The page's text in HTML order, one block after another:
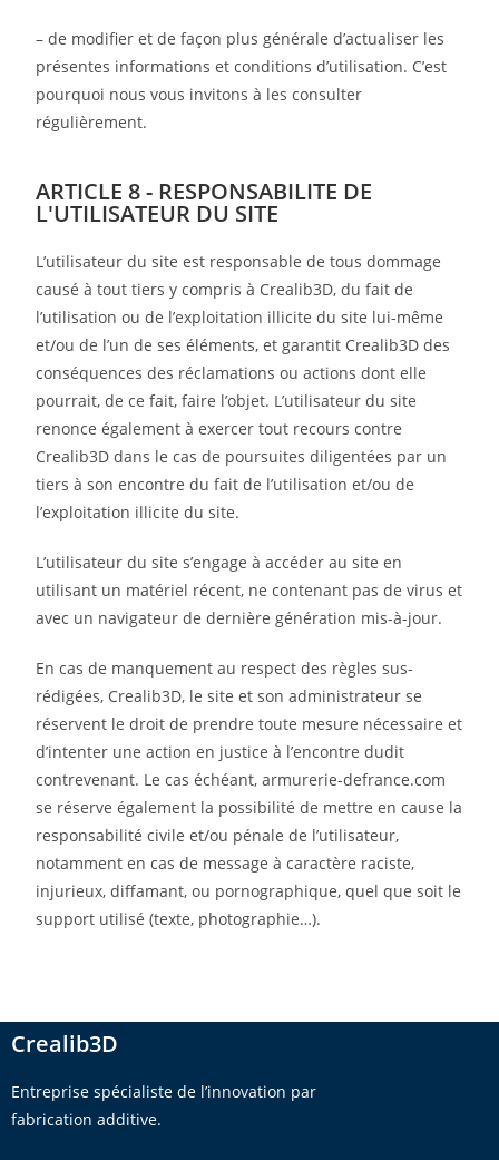
– de modifier et de façon plus générale d’actualiser les
présentes informations et conditions d’utilisation. C’est
pourquoi nous vous invitons à les consulter
régulièrement.
ARTICLE 8 - RESPONSABILITE DE
L'UTILISATEUR DU SITE
L’utilisateur du site est responsable de tous dommage
causé à tout tiers y compris à Crealib3D, du fait de
l’utilisation ou de l’exploitation illicite du site lui-même
et/ou de l’un de ses éléments, et garantit Crealib3D des
conséquences des réclamations ou actions dont elle
pourrait, de ce fait, faire l’objet. L’utilisateur du site
renonce également à exercer tout recours contre
Crealib3D dans le cas de poursuites diligentées par un
tiers à son encontre du fait de l’utilisation et/ou de
l’exploitation illicite du site.
L’utilisateur du site s’engage à accéder au site en
utilisant un matériel récent, ne contenant pas de virus et
avec un navigateur de dernière génération mis-à-jour.
En cas de manquement au respect des règles sus-
rédigées, Crealib3D, le site et son administrateur se
réservent le droit de prendre toute mesure nécessaire et
d’intenter une action en justice à l’encontre dudit
contrevenant. Le cas échéant, armurerie-defrance.com
se réserve également la possibilité de mettre en cause la
responsabilité civile et/ou pénale de l’utilisateur,
notamment en cas de message à caractère raciste,
injurieux, diffamant, ou pornographique, quel que soit le
support utilisé (texte, photographie…).
Crealib3D
Entreprise spécialiste de l’innovation par
fabrication additive.